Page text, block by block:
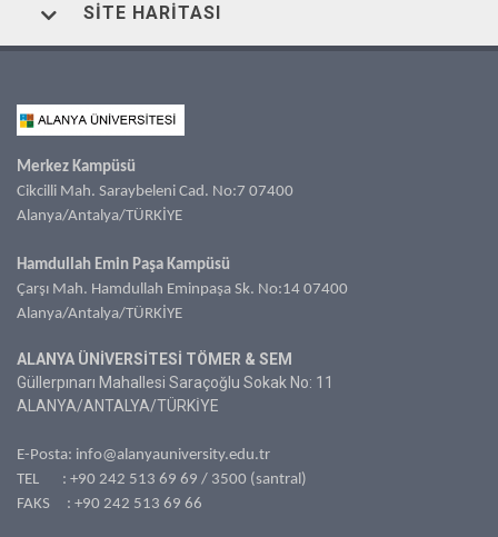
SITE HARITASI
Merkez Kampüsü
Cikcilli Mah. Saraybeleni Cad. No:7 07400
Alanya/Antalya/TÜRKİYE
Hamdullah Emin Paşa Kampüsü
Çarşı Mah. Hamdullah Eminpaşa Sk. No:14 07400
Alanya/Antalya/TÜRKİYE
ALANYA ÜNİVERSİTESİ TÖMER & SEM
Güllerpınarı Mahallesi Saraçoğlu Sokak No: 11
ALANYA/ANTALYA/TÜRKİYE
E-Posta: info@alanyauniversity.edu.tr
TEL : +90 242 513 69 69 / 3500 (santral)
FAKS : +90 242 513 69 66